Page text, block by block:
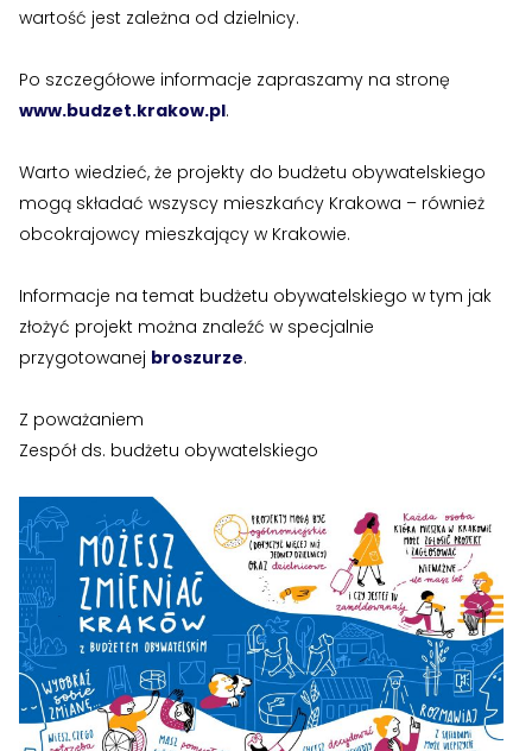
Administratorzy
Świadectwa energetyczne
Wykaz Rad Mieszkańców ›
Jak założyć RMN
Spotkania z Radą Nadzorczą ›
Dokumenty
Druki do pobrania
Uchwały i protokoły ›
Walne Zgromadzenie ›
Lustracje ›
Ilość zgłoszonych lokatorów ›
Administratorzy
Świadectwa energetyczne
Wykaz Rad Mieszkańców ›
Jak założyć RMN
Spotkania z Radą Nadzorczą ›
Dokumenty
Druki do pobrania
Uchwały i protokoły ›
Walne Zgromadzenie ›
Lustracje ›
Ilość zgłoszonych lokatorów ›
wartość jest zależna od dzielnicy.
Po szczegółowe informacje zapraszamy na stronę
www.budzet.krakow.pl.
Warto wiedzieć, że projekty do budżetu obywatelskiego
mogą składać wszyscy mieszkańcy Krakowa – również
obcokrajowcy mieszkający w Krakowie.
Informacje na temat budżetu obywatelskiego w tym jak
złożyć projekt można znaleźć w specjalnie
przygotowanej broszurze.
Z poważaniem
Zespół ds. budżetu obywatelskiego